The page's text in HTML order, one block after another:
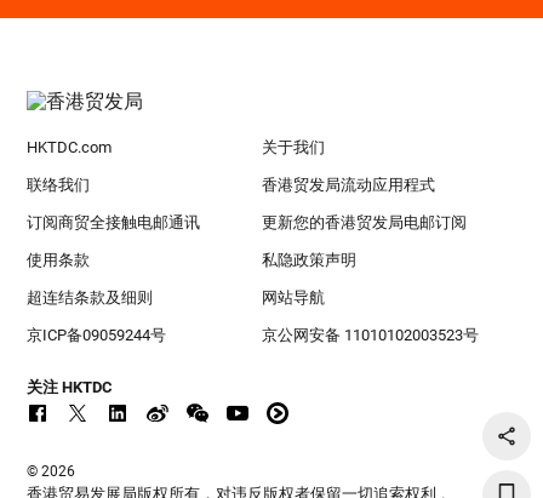
HKTDC.com 关于我们
联络我们 香港贸发局流动应用程式
订阅商贸全接触电邮通讯 更新您的香港贸发局电邮订阅
使用条款 私隐政策声明
超连结条款及细则 网站导航
京ICP备09059244号 京公网安备 11010102003523号
关注 HKTDC
© 2026
香港贸易发展局版权所有，对违反版权者保留一切追索权利 。